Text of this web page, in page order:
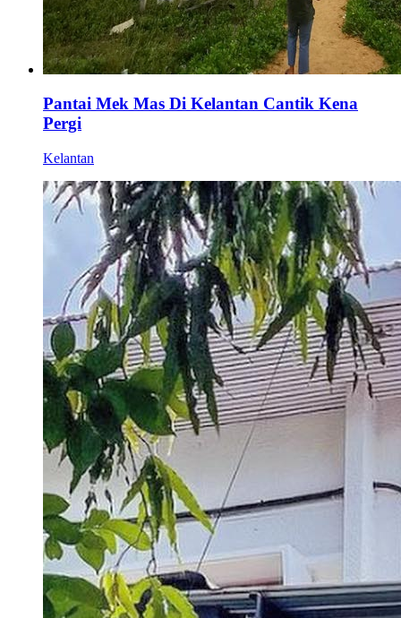
Pantai Mek Mas Di Kelantan Cantik Kena
Pergi
Kelantan